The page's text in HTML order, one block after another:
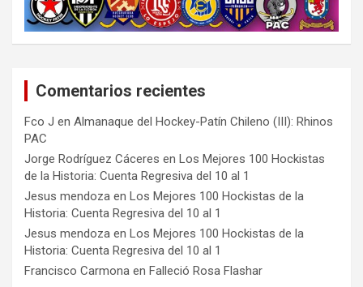
Comentarios recientes
Fco J en Almanaque del Hockey-Patín Chileno (III): Rhinos
PAC
Jorge Rodríguez Cáceres en Los Mejores 100 Hockistas
de la Historia: Cuenta Regresiva del 10 al 1
Jesus mendoza en Los Mejores 100 Hockistas de la
Historia: Cuenta Regresiva del 10 al 1
Jesus mendoza en Los Mejores 100 Hockistas de la
Historia: Cuenta Regresiva del 10 al 1
Francisco Carmona en Falleció Rosa Flashar